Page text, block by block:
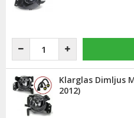
Klarglas Dimljus
2012)